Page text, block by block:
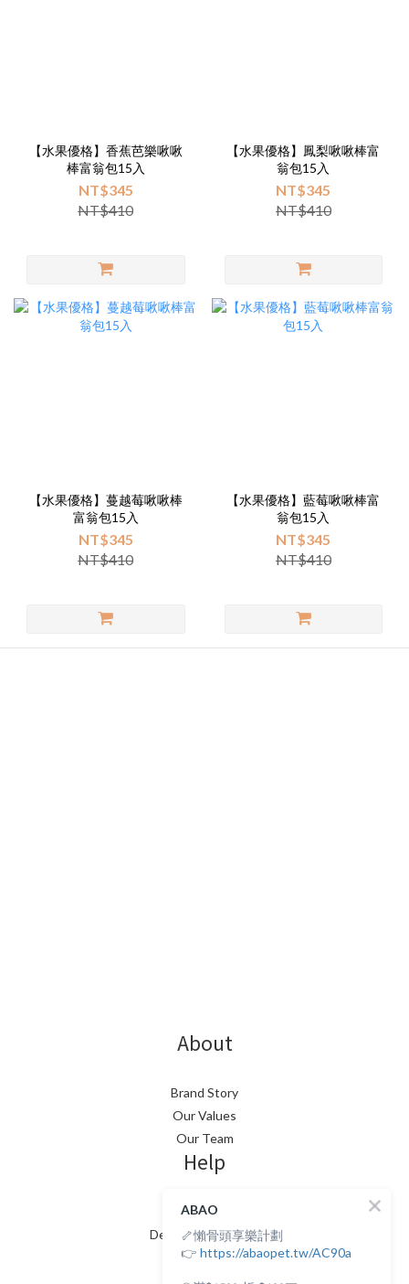
【水果優格】香蕉芭樂啾啾
棒富翁包15入
NT$345
NT$410
【水果優格】鳳梨啾啾棒富
翁包15入
NT$345
NT$410
【水果優格】蔓越莓啾啾棒
富翁包15入
NT$345
NT$410
【水果優格】藍莓啾啾棒富
翁包15入
NT$345
NT$410
About
Brand Story
Our Values
Our Team
Help
FAQ
Delivery & Shipping
Payment
Return Policy
ABAO
🦴懶骨頭享樂計劃
👉 https://abaopet.tw/AC90a